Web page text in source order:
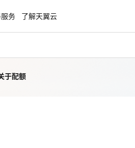
聚力AI赋能 天翼云大模型专项
“一云多芯、一云多态”,国产化软件全面
务 了解天翼云
于配额